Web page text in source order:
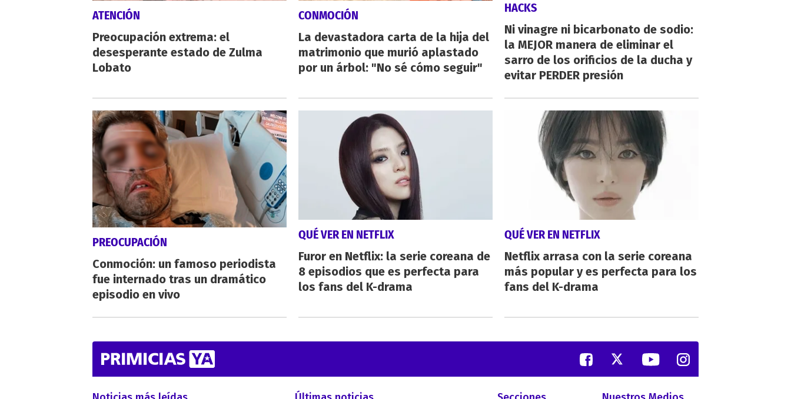
ATENCIÓN
Preocupación extrema: el
desesperante estado de Zulma
Lobato
CONMOCIÓN
La devastadora carta de la hija del
matrimonio que murió aplastado
por un árbol: "No sé cómo seguir"
HACKS
Ni vinagre ni bicarbonato de sodio:
la MEJOR manera de eliminar el
sarro de los orificios de la ducha y
evitar PERDER presión
PREOCUPACIÓN
Conmoción: un famoso periodista
fue internado tras un dramático
episodio en vivo
QUÉ VER EN NETFLIX
Furor en Netflix: la serie coreana de
8 episodios que es perfecta para
los fans del K-drama
QUÉ VER EN NETFLIX
Netflix arrasa con la serie coreana
más popular y es perfecta para los
fans del K-drama